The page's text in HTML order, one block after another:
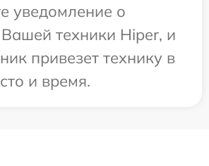
уведомление о
Вашей техники Hiper, и
привезет технику в
и время.